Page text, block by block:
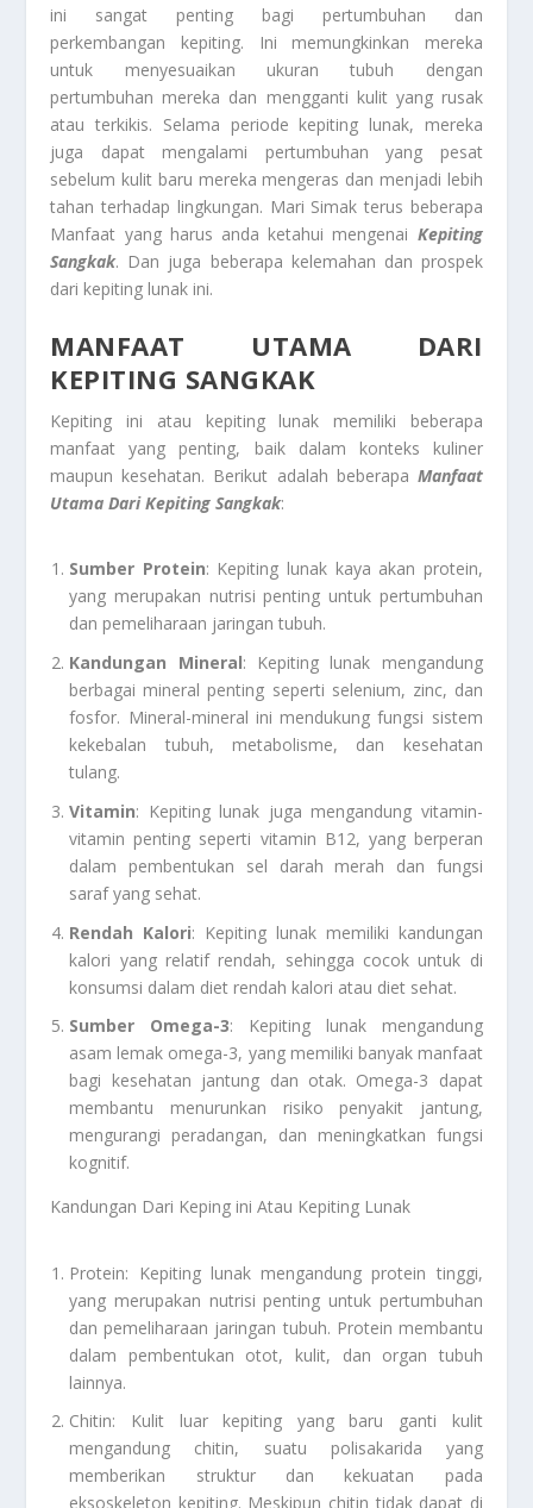
ini sangat penting bagi pertumbuhan dan
perkembangan kepiting. Ini memungkinkan mereka
untuk menyesuaikan ukuran tubuh dengan
pertumbuhan mereka dan mengganti kulit yang rusak
atau terkikis. Selama periode kepiting lunak, mereka
juga dapat mengalami pertumbuhan yang pesat
sebelum kulit baru mereka mengeras dan menjadi lebih
tahan terhadap lingkungan. Mari Simak terus beberapa
Manfaat yang harus anda ketahui mengenai Kepiting
Sangkak. Dan juga beberapa kelemahan dan prospek
dari kepiting lunak ini.
MANFAAT UTAMA DARI
KEPITING SANGKAK
Kepiting ini atau kepiting lunak memiliki beberapa
manfaat yang penting, baik dalam konteks kuliner
maupun kesehatan. Berikut adalah beberapa Manfaat
Utama Dari Kepiting Sangkak:
Sumber Protein: Kepiting lunak kaya akan protein,
yang merupakan nutrisi penting untuk pertumbuhan
dan pemeliharaan jaringan tubuh.
Kandungan Mineral: Kepiting lunak mengandung
berbagai mineral penting seperti selenium, zinc, dan
fosfor. Mineral-mineral ini mendukung fungsi sistem
kekebalan tubuh, metabolisme, dan kesehatan
tulang.
Vitamin: Kepiting lunak juga mengandung vitamin-
vitamin penting seperti vitamin B12, yang berperan
dalam pembentukan sel darah merah dan fungsi
saraf yang sehat.
Rendah Kalori: Kepiting lunak memiliki kandungan
kalori yang relatif rendah, sehingga cocok untuk di
konsumsi dalam diet rendah kalori atau diet sehat.
Sumber Omega-3: Kepiting lunak mengandung
asam lemak omega-3, yang memiliki banyak manfaat
bagi kesehatan jantung dan otak. Omega-3 dapat
membantu menurunkan risiko penyakit jantung,
mengurangi peradangan, dan meningkatkan fungsi
kognitif.
Kandungan Dari Keping ini Atau Kepiting Lunak
Protein: Kepiting lunak mengandung protein tinggi,
yang merupakan nutrisi penting untuk pertumbuhan
dan pemeliharaan jaringan tubuh. Protein membantu
dalam pembentukan otot, kulit, dan organ tubuh
lainnya.
Chitin: Kulit luar kepiting yang baru ganti kulit
mengandung chitin, suatu polisakarida yang
memberikan struktur dan kekuatan pada
eksoskeleton kepiting. Meskipun chitin tidak dapat di